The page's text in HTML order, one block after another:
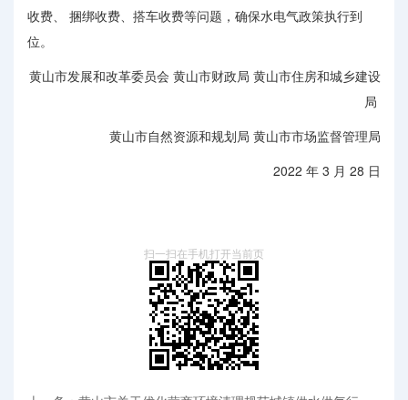
收费、 捆绑收费、搭车收费等问题，确保水电气政策执行到
位。
黄山市发展和改革委员会 黄山市财政局 黄山市住房和城乡建设
局
黄山市自然资源和规划局 黄山市市场监督管理局
2022 年 3 月 28 日
扫一扫在手机打开当前页